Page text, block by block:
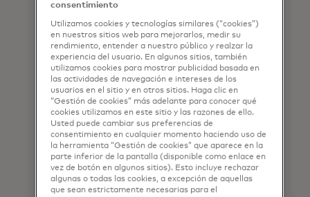
Cuotas
Nuestros programas de cuotas y
pago posterior proporcionan una
mayor flexibilidad para emisores,
consentimiento
Utilizamos cookies y tecnologías similares (“cookies”)
en nuestros sitios web para mejorarlos, medir su
rendimiento, entender a nuestro público y realzar la
experiencia del usuario. En algunos sitios, también
utilizamos cookies para mostrar publicidad basada en
las actividades de navegación e intereses de los
usuarios en el sitio y en otros sitios. Haga clic en
“Gestión de cookies” más adelante para conocer qué
cookies utilizamos en este sitio y las razones de ello.
Usted puede cambiar sus preferencias de
consentimiento en cualquier momento haciendo uso de
la herramienta “Gestión de cookies” que aparece en la
parte inferior de la pantalla (disponible como enlace en
vez de botón en algunos sitios). Esto incluye rechazar
algunas o todas las cookies, a excepción de aquellas
que sean estrictamente necesarias para el